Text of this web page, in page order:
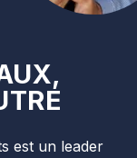
est un leader